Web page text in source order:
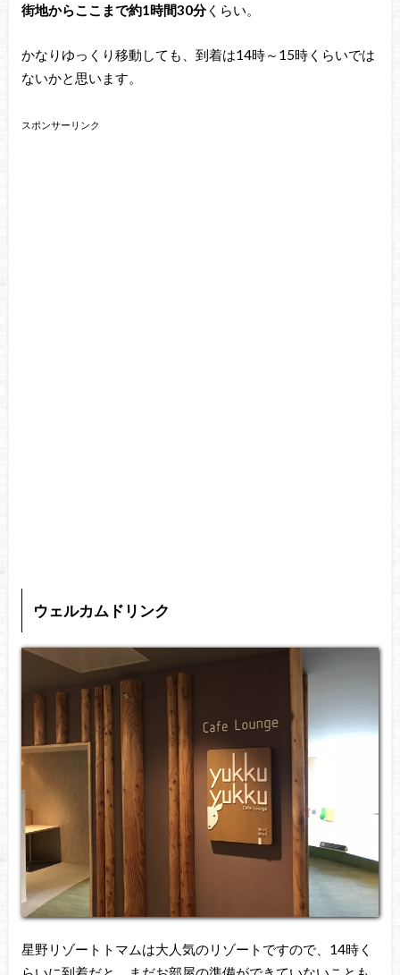
街地からここまで約1時間30分くらい。
かなりゆっくり移動しても、到着は14時～15時くらいでは
ないかと思います。
スポンサーリンク
ウェルカムドリンク
星野リゾートトマムは大人気のリゾートですので、14時く